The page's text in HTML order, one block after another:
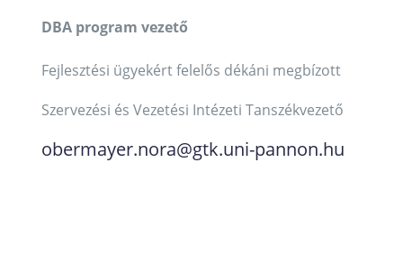
DBA program vezető
Fejlesztési ügyekért felelős dékáni megbízott
Szervezési és Vezetési Intézeti Tanszékvezető
obermayer.nora@gtk.uni-pannon.hu